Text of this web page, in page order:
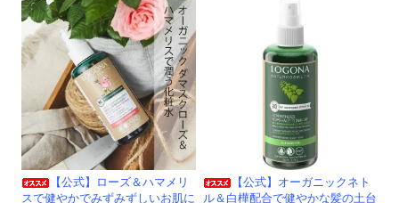
【公式】ローズ＆ハマメリ
スで健やかでみずみずしいお肌に
【公式】オーガニックネト
ル＆白樺配合で健やかな髪の土台